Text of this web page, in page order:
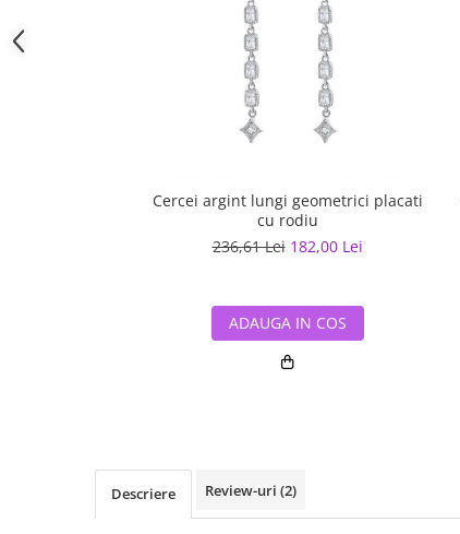
Cercei argint lungi geometrici placati
cu rodiu
236,61 Lei 182,00 Lei
ADAUGA IN COS
Descriere Review-uri (2)